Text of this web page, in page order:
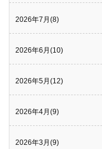
2026年7月(8)
2026年6月(10)
2026年5月(12)
2026年4月(9)
2026年3月(9)